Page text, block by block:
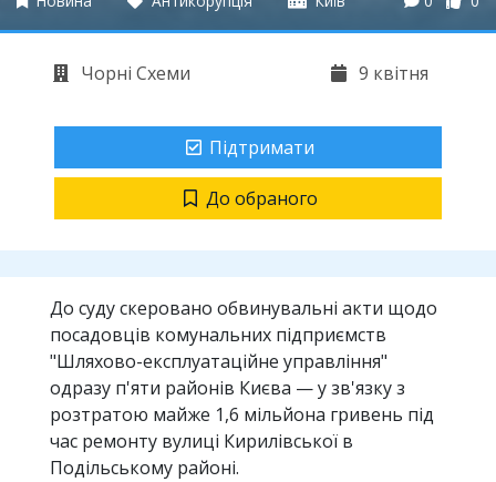
Чорні Схеми 9 квітня
Підтримати
До обраного
До суду скеровано обвинувальні акти щодо
посадовців комунальних підприємств
"Шляхово-експлуатаційне управління"
одразу п'яти районів Києва — у зв'язку з
розтратою майже 1,6 мільйона гривень під
час ремонту вулиці Кирилівської в
Подільському районі.